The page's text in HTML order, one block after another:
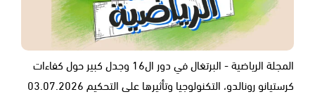
المجلة الرياضية - البرتغال في دور ال16 وجدل كبير حول كفاءات
كرستيانو رونالدو، التكنولوجيا وتأثيرها على التحكيم 03.07.2026